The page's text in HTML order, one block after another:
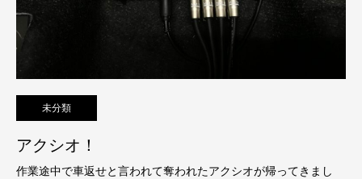
未分類
アクシオ！
作業途中で車返せと言われて奪われたアクシオが帰ってきまし